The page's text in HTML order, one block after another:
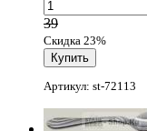
39
Скидка 23%
Артикул: st-72113